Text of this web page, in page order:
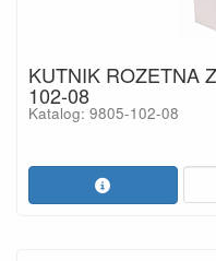
KUTNIK ROZETNA
102-08
Katalog: 9805-102-08